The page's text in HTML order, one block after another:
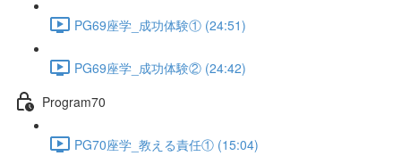
PG69座学_成功体験① (24:51)
PG69座学_成功体験② (24:42)
Program70
PG70座学_教える責任① (15:04)